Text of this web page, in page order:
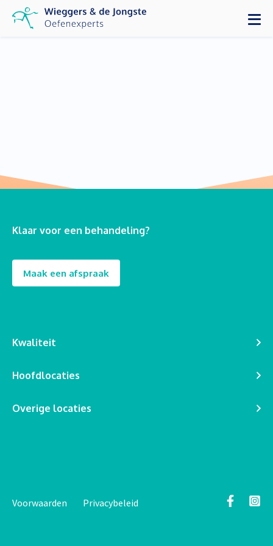
Klaar voor een behandeling?
Maak een afspraak
Kwaliteit
Hoofdlocaties
Overige locaties
Voorwaarden Privacybeleid